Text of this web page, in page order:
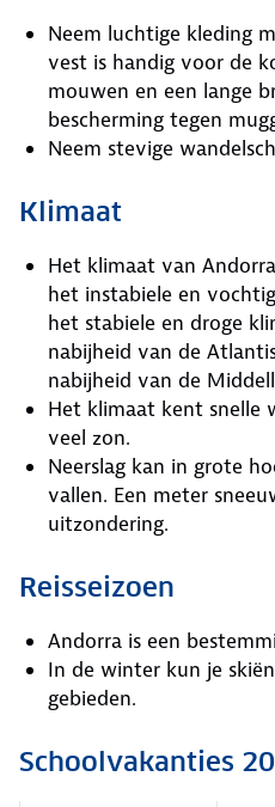
Neem luchtige kleding
vest is handig voor de
mouwen en een lange
bescherming tegen
Neem stevige
Klimaat
Het klimaat van
het instabiele en
het stabiele en droge
nabijheid van de
nabijheid van de
Het klimaat kent snelle
veel zon.
Neerslag kan in grote
vallen. Een meter
uitzondering.
Reisseizoen
Andorra is een
In de winter kun je
gebieden.
Schoolvakanties